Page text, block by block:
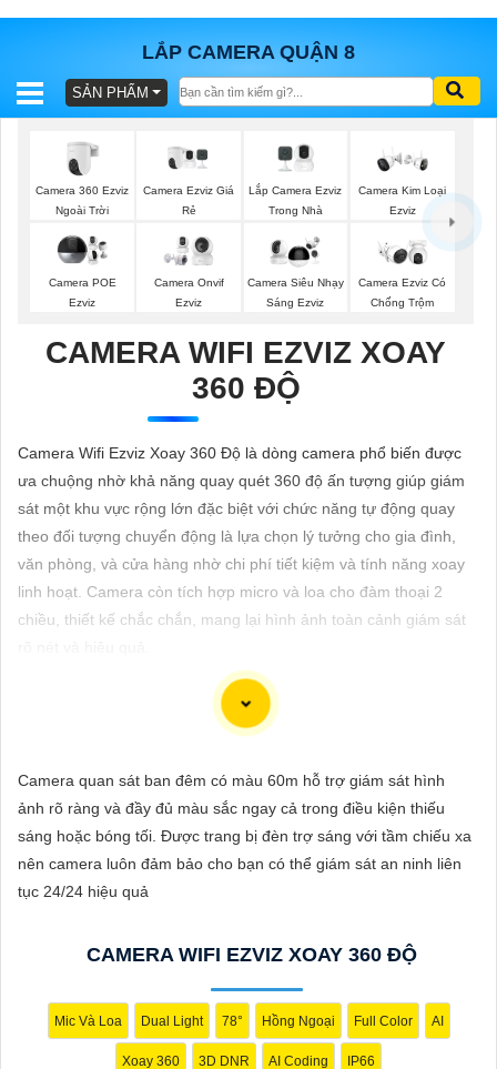
LẮP CAMERA QUẬN 8
BÁO
TRỌN
GÓI
SẢN
LẮP
ĐẶT
PHỤ
KIỆN
VẤN
DỊCH
VỤ
SẢN PHẨM
Camera 360 Ezviz
Ngoài Trời
Camera Ezviz Giá
Rẻ
Lắp Camera Ezviz
Trong Nhà
Camera Kim Loại
Ezviz
Camera POE
Ezviz
Camera Onvif
Ezviz
Camera Siêu Nhạy
Sáng Ezviz
Camera Ezviz Có
Chống Trộm
CAMERA WIFI EZVIZ XOAY
360 ĐỘ
Camera Wifi Ezviz Xoay 360 Độ là dòng camera phổ biến được
ưa chuộng nhờ khả năng quay quét 360 độ ấn tượng giúp giám
sát một khu vực rộng lớn đặc biệt với chức năng tự động quay
theo đối tượng chuyển động là lựa chọn lý tưởng cho gia đình,
văn phòng, và cửa hàng nhờ chi phí tiết kiệm và tính năng xoay
linh hoạt. Camera còn tích hợp micro và loa cho đàm thoại 2
chiều, thiết kế chắc chắn, mang lại hình ảnh toàn cảnh giám sát
Đây là một câu giới thiệu 140 từ về dịch vụ "Lắp Camera Quay
Xoay 360 Công nghệ phù hợp su hướng":
lựa chọn giải pháp camera phù hợp nhất với nhu cầu an ninh
Camera quan sát ban đêm có màu 60m hỗ trợ giám sát hình
ảnh rõ ràng và đầy đủ màu sắc ngay cả trong điều kiện thiếu
sáng hoặc bóng tối. Được trang bị đèn trợ sáng với tầm chiếu xa
nên camera luôn đảm bảo cho bạn có thể giám sát an ninh liên
tục 24/24 hiệu quả
CAMERA WIFI EZVIZ XOAY 360 ĐỘ
Mic Và Loa Dual Light 78° Hồng Ngoại Full Color AI
Xoay 360 3D DNR AI Coding IP66